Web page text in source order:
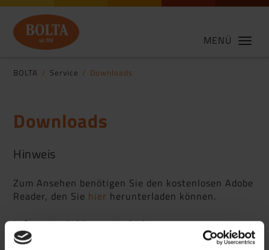
MENÜ
BOLTA Service Downloads
Downloads
Hinweis
Zum Ansehen benötigen Sie den kostenlosen Adobe
Reader, den Sie hier herunterladen können.
Infomaterial herunterladen